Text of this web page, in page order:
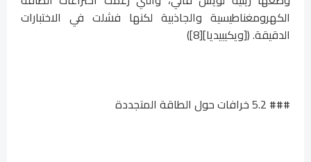
الكهرومغناطيسية والجاذبية لكنها فشلت في الاختبارات
الدقيقة. ([ويكيبيديا][8])
### 5.2 خرافات حول الطاقة المتجددة